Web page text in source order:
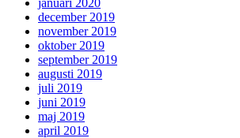
januari 2020
december 2019
november 2019
oktober 2019
september 2019
augusti 2019
juli 2019
juni 2019
maj 2019
april 2019